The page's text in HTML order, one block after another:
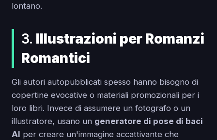
lontano.
3. Illustrazioni per Romanzi
Romantici
Gli autori autopubblicati spesso hanno bisogno di
copertine evocative o materiali promozionali per i
loro libri. Invece di assumere un fotografo o un
illustratore, usano un generatore di pose di baci
AI per creare un'immagine accattivante che